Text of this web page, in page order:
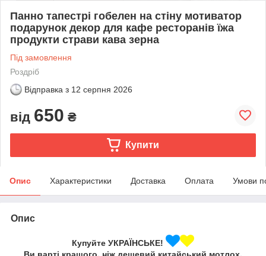
Панно тапестрі гобелен на стіну мотиватор
подарунок декор для кафе ресторанів їжа
продукти страви кава зерна
Під замовлення
Роздріб
Відправка з 12 серпня 2026
від 650 ₴
Купити
Опис Характеристики Доставка Оплата Умови
Опис
Купуйте УКРАЇНСЬКЕ!
Ви варті кращого, ніж дешевий китайський мотлох.